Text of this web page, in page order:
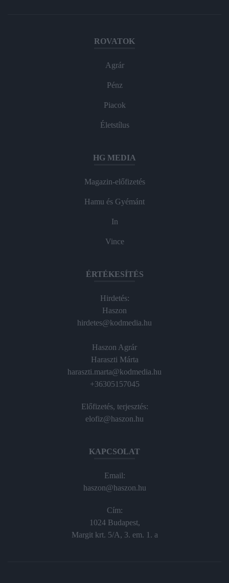
ROVATOK
Agrár
Pénz
Piacok
Életstílus
HG MEDIA
Magazin-előfizetés
Hamu és Gyémánt
In
Vince
ÉRTÉKESÍTÉS
Hirdetés:
Haszon
hirdetes@kodmedia.hu
Haszon Agrár
Haraszti Márta
haraszti.marta@kodmedia.hu
+36305157045
Előfizetés, terjesztés:
elofiz@haszon.hu
KAPCSOLAT
Email:
haszon@haszon.hu
Cím:
1024 Budapest,
Margit krt. 5/A, 3. em. 1. a